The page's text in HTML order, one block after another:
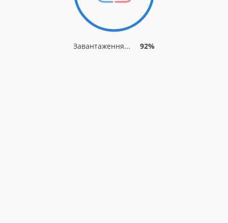
Завантаження... 92%